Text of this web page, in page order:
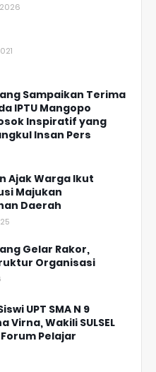
Sampaikan Terima
IPTU Mangopo
Inspiratif yang
Insan Pers
Ajak Warga Ikut
Majukan
Daerah
Gelar Rakor,
Organisasi
UPT SMA N 9
Virna, Wakili SULSEL
Pelajar